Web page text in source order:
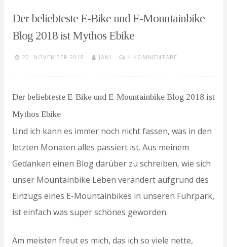
Der beliebteste E-Bike und E-Mountainbike
Blog 2018 ist Mythos Ebike
20. NOVEMBER 2018 JANI 4 KOMMENTARE
Der beliebteste E-Bike und E-Mountainbike Blog 2018 ist
Mythos Ebike
Und ich kann es immer noch nicht fassen, was in den
letzten Monaten alles passiert ist. Aus meinem
Gedanken einen Blog darüber zu schreiben, wie sich
unser Mountainbike Leben verändert aufgrund des
Einzugs eines E-Mountainbikes in unseren Fuhrpark,
ist einfach was super schönes geworden.
Am meisten freut es mich, das ich so viele nette,